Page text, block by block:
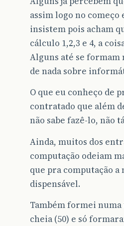
assim logo no
insistem pois acham
cálculo 1,2,3 e 4, a
Alguns até se formam
de nada sobre
O que eu conheço de
contratado que além
não sabe fazê-lo, não
Ainda, muitos dos
computação odeiam
que pra computação a
dispensável.
Também formei
cheia (50) e só